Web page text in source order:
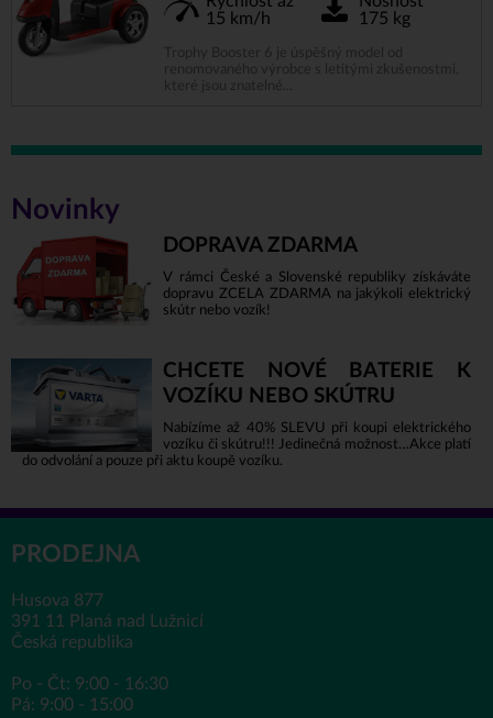
15 km/h
175 kg
Trophy Booster 6 je úspěšný model od
renomovaného výrobce s letitými zkušenostmi,
které jsou znatelné...
Novinky
DOPRAVA ZDARMA
V rámci České a Slovenské republiky získáváte
dopravu ZCELA ZDARMA na jakýkoli elektrický
skútr nebo vozík!
CHCETE NOVÉ BATERIE K
VOZÍKU NEBO SKÚTRU
Nabízíme až 40% SLEVU při koupi elektrického
vozíku či skútru!!! Jedinečná možnost…Akce platí
do odvolání a pouze při aktu koupě vozíku.
PRODEJNA
Husova 877
391 11 Planá nad Lužnicí
Česká republika
Po - Čt: 9:00 - 16:30
Pá: 9:00 - 15:00